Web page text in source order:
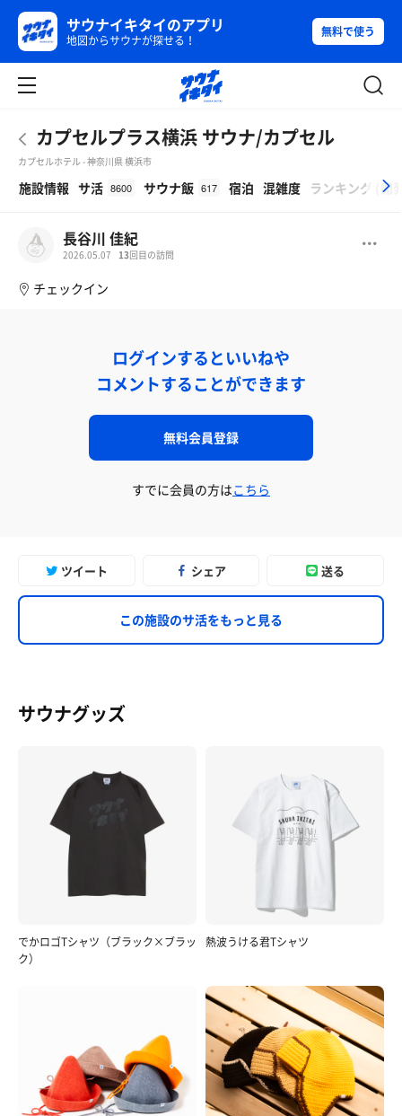
サウナイキタイのアプリ
地図からサウナが探せる！
無料で使う
カプセルプラス横浜 サウナ/カプセル
カプセルホテル - 神奈川県 横浜市
施設情報 サ活 8600 サウナ飯 617 宿泊 混雑度 ランキング 開
長谷川 佳紀
2026.05.07 13回目の訪問
チェックイン
ログインするといいねや
コメントすることができます
無料会員登録
すでに会員の方はこちら
ツイート シェア 送る
この施設のサ活をもっと見る
サウナグッズ
でかロゴTシャツ（ブラック×ブラッ
ク）
熱波うける君Tシャツ